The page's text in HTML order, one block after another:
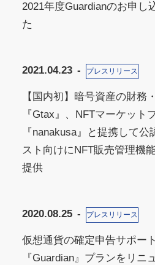
2021年度Guardianのお申し
た
2021.04.23 プレスリリース
【国内初】暗号資産の財務
『Gtax』、NFTマーケット
『nanakusa』と提携して
スト向けにNFT販売管理機
提供
2020.08.25 プレスリリース
仮想通貨の確定申告サポー
『Guardian』プランをリニ